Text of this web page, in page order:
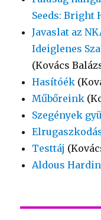
Seeds: Bright
Javaslat az
Ideiglenes
(Kovács
Hasítóék
Műbőreink
Szegények
Testtáj
Aldous